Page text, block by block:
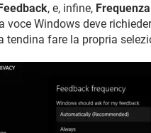
, e, infine,
voce Windows deve
tendina fare la propria